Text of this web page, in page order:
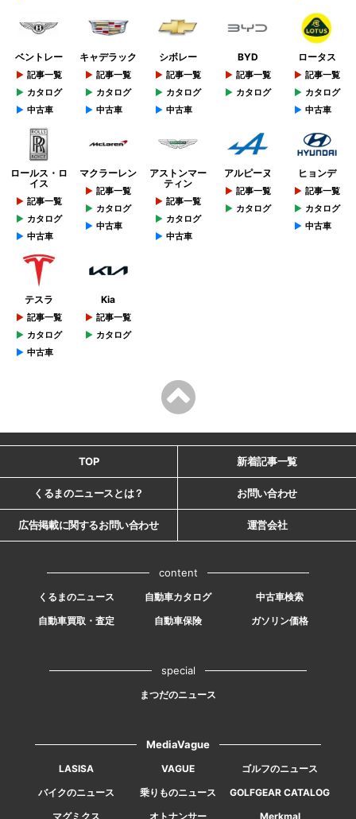
ベントレー
記事一覧
カタログ
中古車
キャデラック
記事一覧
カタログ
中古車
シボレー
記事一覧
カタログ
中古車
BYD
記事一覧
カタログ
ロータス
記事一覧
カタログ
中古車
ロールス・ロ
イス
記事一覧
カタログ
中古車
マクラーレン
記事一覧
カタログ
中古車
アストンマー
ティン
記事一覧
カタログ
中古車
アルピーヌ
記事一覧
カタログ
ヒョンデ
記事一覧
カタログ
中古車
テスラ
記事一覧
カタログ
中古車
Kia
記事一覧
カタログ
TOP 新着記事一覧
くるまのニュースとは？ お問い合わせ
広告掲載に関するお問い合わせ 運営会社
content
くるまのニュース 自動車カタログ
中古車検索
自動車買取・査定
自動車保険 ガソリン価格
special
まつだのニュース
MediaVague
LASISA VAGUE
ゴルフのニュース
バイクのニュース
乗りものニュース
GOLFGEAR CATALOG
マグミクス
オトナンサー Merkmal